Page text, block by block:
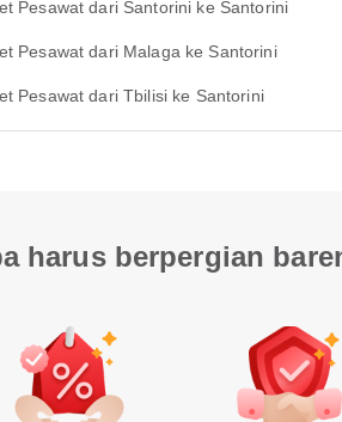
Pesawat dari Santorini ke Santorini
Pesawat dari Malaga ke Santorini
Pesawat dari Tbilisi ke Santorini
harus berpergian